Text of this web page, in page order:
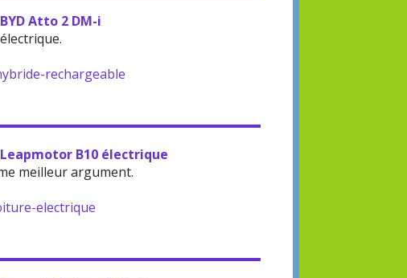
Atto 2 DM-i
rechargeable
B10 électrique
meilleur argument.
electrique